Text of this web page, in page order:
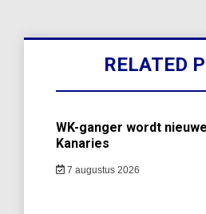
RELATED
WK-ganger wordt
Kanaries
7 augustus 2026